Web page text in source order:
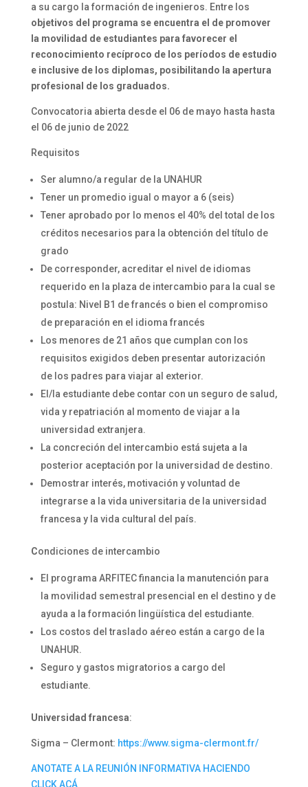
a su cargo la formación de ingenieros. Entre los
objetivos del programa se encuentra el de promover
la movilidad de estudiantes para favorecer el
reconocimiento recíproco de los períodos de estudio
e inclusive de los diplomas, posibilitando la apertura
profesional de los graduados.
Convocatoria abierta desde el 06 de mayo hasta hasta
el 06 de junio de 2022
Requisitos
Ser alumno/a regular de la UNAHUR
Tener un promedio igual o mayor a 6 (seis)
Tener aprobado por lo menos el 40% del total de los
créditos necesarios para la obtención del título de
grado
De corresponder, acreditar el nivel de idiomas
requerido en la plaza de intercambio para la cual se
postula: Nivel B1 de francés o bien el compromiso
de preparación en el idioma francés
Los menores de 21 años que cumplan con los
requisitos exigidos deben presentar autorización
de los padres para viajar al exterior.
El/la estudiante debe contar con un seguro de salud,
vida y repatriación al momento de viajar a la
universidad extranjera.
La concreción del intercambio está sujeta a la
posterior aceptación por la universidad de destino.
Demostrar interés, motivación y voluntad de
integrarse a la vida universitaria de la universidad
francesa y la vida cultural del país.
Condiciones de intercambio
El programa ARFITEC financia la manutención para
la movilidad semestral presencial en el destino y de
ayuda a la formación lingüística del estudiante.
Los costos del traslado aéreo están a cargo de la
UNAHUR.
Seguro y gastos migratorios a cargo del
estudiante.
Universidad francesa:
Sigma – Clermont: https://www.sigma-clermont.fr/
ANOTATE A LA REUNIÓN INFORMATIVA HACIENDO
CLICK ACÁ